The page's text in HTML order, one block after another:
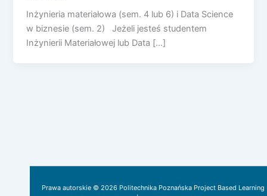
Inżynieria materiałowa (sem. 4 lub 6) i Data Science
w biznesie (sem. 2) Jeżeli jesteś studentem
Inżynierii Materiałowej lub Data […]
Prawa autorskie © 2026 Politechnika Poznańska Project Based Learning